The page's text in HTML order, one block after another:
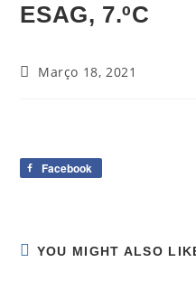
ESAG, 7.ºC
Março 18, 2021
Facebook
YOU MIGHT ALSO